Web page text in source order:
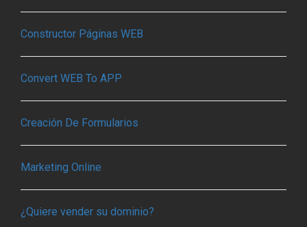
Constructor Páginas WEB
Convert WEB To APP
Creación De Formularios
Marketing Online
¿Quiere vender su dominio?